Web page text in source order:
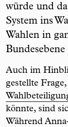
würde und
System ins
Wahlen in
Auch im
gestellte
könnte, sind
Während